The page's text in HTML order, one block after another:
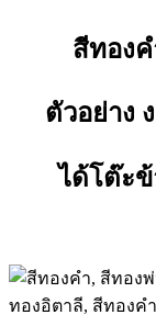
สีทอง
ตัวอย่าง
ได้โต๊ะ